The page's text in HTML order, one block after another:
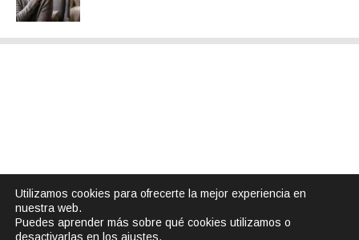
Utilizamos cookies para ofrecerte la mejor experiencia en
nuestra web.
Puedes aprender más sobre qué cookies utilizamos o
desactivarlas en los ajustes.